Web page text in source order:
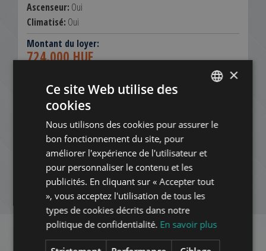
Ascenseur: Oui
Climatisé: Oui
Montant du loyer:
724.000 HUF
Contactez-nous:
+3613540980
AJOUTER À LA LISTE
TÉLÉCHARGER LE FICHIER PDF
NOUVELLE RECHERCHE
HUNGARIAN
FRENCH
ITALIAN
RUSSIAN
ARABIC
×
Ce site Web utilise des
cookies
Nous utilisons des cookies pour assurer le
bon fonctionnement du site, pour
améliorer l'expérience de l'utilisateur et
pour personnaliser le contenu et les
publicités. En cliquant sur « Accepter tout
», vous acceptez l'utilisation de tous les
types de cookies décrits dans notre
politique de confidentialité. En savoir plus